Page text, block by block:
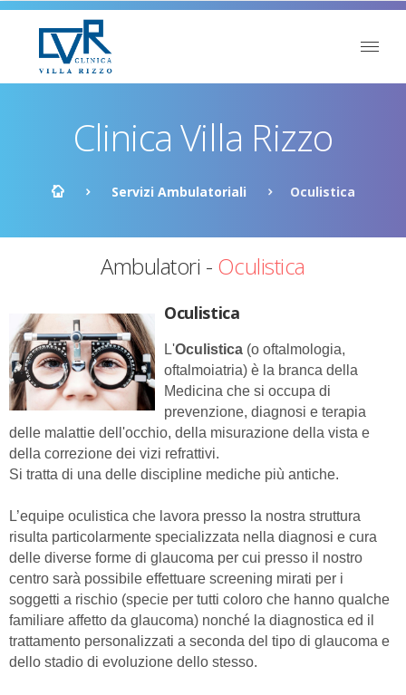
Clinica Villa Rizzo
Servizi Ambulatoriali Oculistica
Ambulatori - Oculistica
Oculistica
L'Oculistica (o oftalmologia,
oftalmoiatria) è la branca della
Medicina che si occupa di
prevenzione, diagnosi e terapia
delle malattie dell'occhio, della misurazione della vista e
della correzione dei vizi refrattivi.
Si tratta di una delle discipline mediche più antiche.
L’equipe oculistica che lavora presso la nostra struttura
risulta particolarmente specializzata nella diagnosi e cura
delle diverse forme di glaucoma per cui presso il nostro
centro sarà possibile effettuare screening mirati per i
soggetti a rischio (specie per tutti coloro che hanno qualche
familiare affetto da glaucoma) nonché la diagnostica ed il
trattamento personalizzati a seconda del tipo di glaucoma e
dello stadio di evoluzione dello stesso.